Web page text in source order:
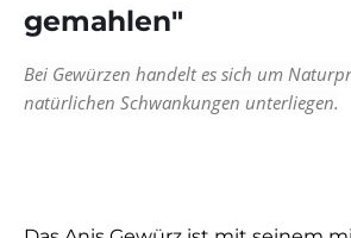
gemahlen"
Bei Gewürzen handelt es sich um
natürlichen Schwankungen unterliegen.